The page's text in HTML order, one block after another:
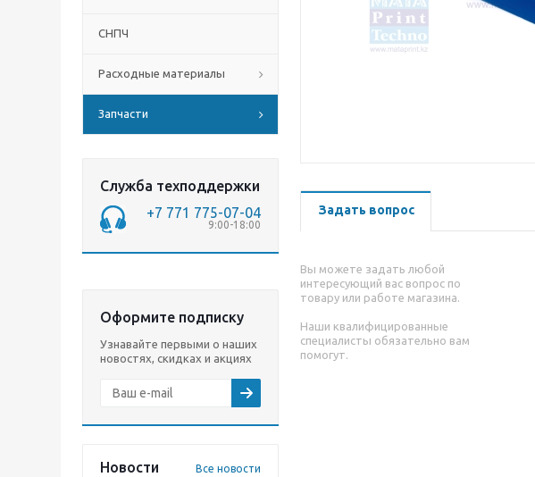
СНПЧ
Расходные материалы
Запчасти
Служба техподдержки
+7 771 775-07-04
9:00-18:00
Оформите подписку
Узнавайте первыми о наших
новостях, скидках и акциях
Новости Все новости
Задать вопрос
Вы можете задать любой
интересующий вас вопрос по
товару или работе магазина.
Наши квалифицированные
специалисты обязательно вам
помогут.